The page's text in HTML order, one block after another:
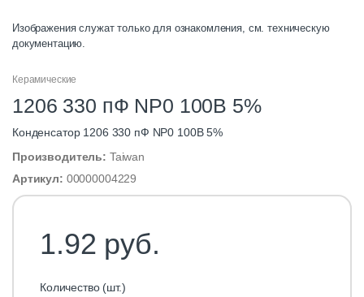
Изображения служат только для ознакомления, см. техническую
документацию.
Керамические
1206 330 пФ NP0 100В 5%
Конденсатор 1206 330 пФ NP0 100В 5%
Производитель: Taiwan
Артикул: 00000004229
1.92 руб.
Количество (шт.)